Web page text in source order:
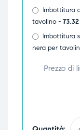
Imbottitura
tavolino - 73,32
Imbottitura
nera per
Prezzo di